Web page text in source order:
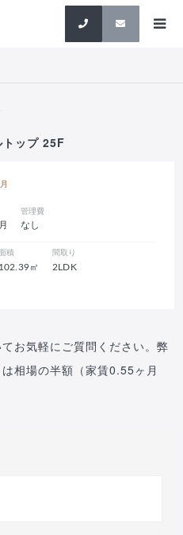
検索
ップ 25F
管理費
なし
面積
102.39㎡
間取り
2LDK
お気軽にご質問ください。弊
相場の半額（家賃0.55ヶ月